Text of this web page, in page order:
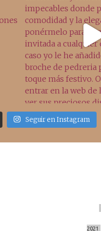
Seguir en Instagram
2021